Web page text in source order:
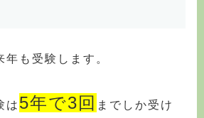
も受験します。
は 5年で3回 までしか受け